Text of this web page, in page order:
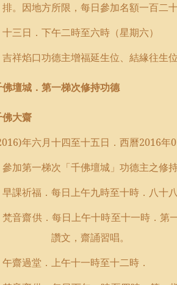
排。因地方所限，每日參加名額一百二
十三日．下午二時至六時（星期六）
吉祥焰口功德主增福延生位、結緣往
壇城．第一梯次修持功德
大齋
年六月十四至十五日 ．西曆2016年
參加第一梯次「千佛壇城」功德主之修
早課祈福．每日上午九時至十時．八十
梵音齋供．每日上午十時至十一時．第
讚文，齋誦習唱。
午齋過堂．上午十一時至十二時．